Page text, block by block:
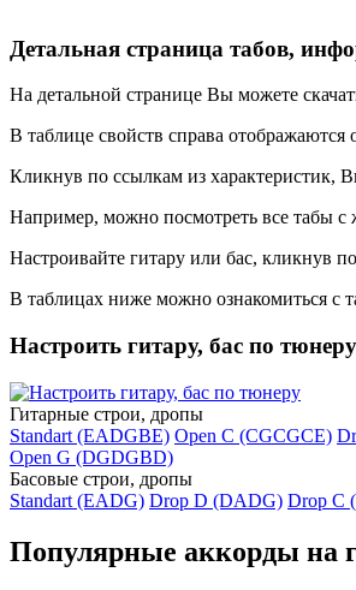
Детальная страница табов,
На детальной странице Вы можете
В таблице свойств справа отображаются
Кликнув по ссылкам из характеристик,
Например, можно посмотреть все табы с
Настроивайте гитару или бас, кликнув
В таблицах ниже можно ознакомиться с
Настроить гитару, бас по тюнеру
Гитарные строи, дропы
Standart (EADGBE) Open C (CGCGCE)
Open G (DGDGBD)
Басовые строи, дропы
Standart (EADG) Drop D (DADG) Drop C
Популярные аккорды на